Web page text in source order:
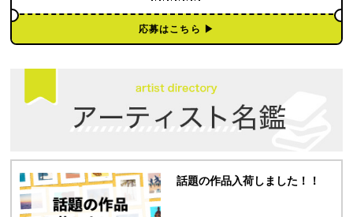
応募はこちら ▶︎
話題の作品入荷しました！！